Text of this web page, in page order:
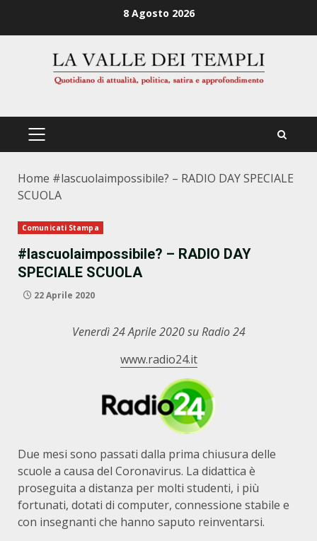
8 Agosto 2026
PRIMÄRES
Home #lascuolaimpossibile? – RADIO DAY SPECIALE
SCUOLA
Comunicati Stampa
#lascuolaimpossibile? – RADIO DAY
SPECIALE SCUOLA
22 Aprile 2020
Venerdì 24 Aprile 2020 su Radio 24
www.radio24.it
Due mesi sono passati dalla prima chiusura delle
scuole a causa del Coronavirus. La didattica è
proseguita a distanza per molti studenti, i più
fortunati, dotati di computer, connessione stabile e
con insegnanti che hanno saputo reinventarsi.